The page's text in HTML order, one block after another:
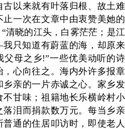
古以来就有叶落归根、故土难
一次在文章中由衷赞美她的
清晓的江头，白雾茫茫；是江
只知道有蔚蓝的海，却原来
父母之乡!”一些优美动听的诗
心向往之。海内外许多报章
乡亲的一片赤诚之心。家乡发
不甘味；祖籍地长乐横岭村小
泪而捐款数万元。每当乡亲
通的住居叩访时，即使老人